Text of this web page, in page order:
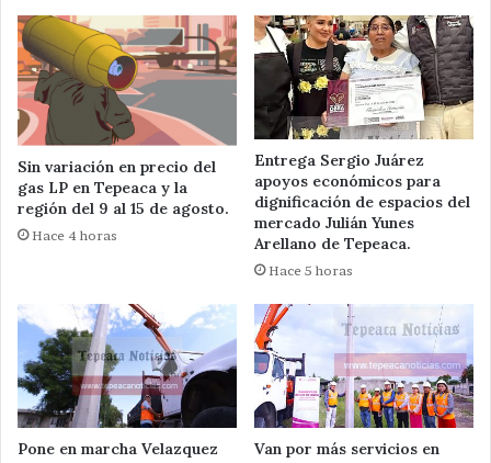
Sin variación en precio del
gas LP en Tepeaca y la
región del 9 al 15 de agosto.
Hace 4 horas
Entrega Sergio Juárez
apoyos económicos para
dignificación de espacios del
mercado Julián Yunes
Arellano de Tepeaca.
Hace 5 horas
Pone en marcha Velazquez
Van por más servicios en